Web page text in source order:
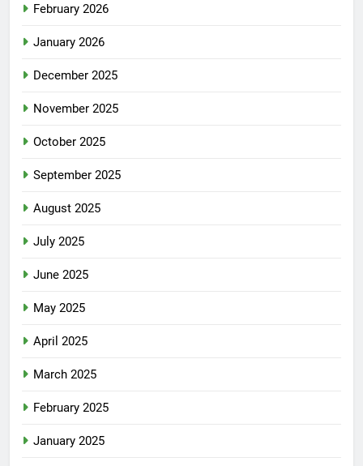
February 2026
January 2026
December 2025
November 2025
October 2025
September 2025
August 2025
July 2025
June 2025
May 2025
April 2025
March 2025
February 2025
January 2025